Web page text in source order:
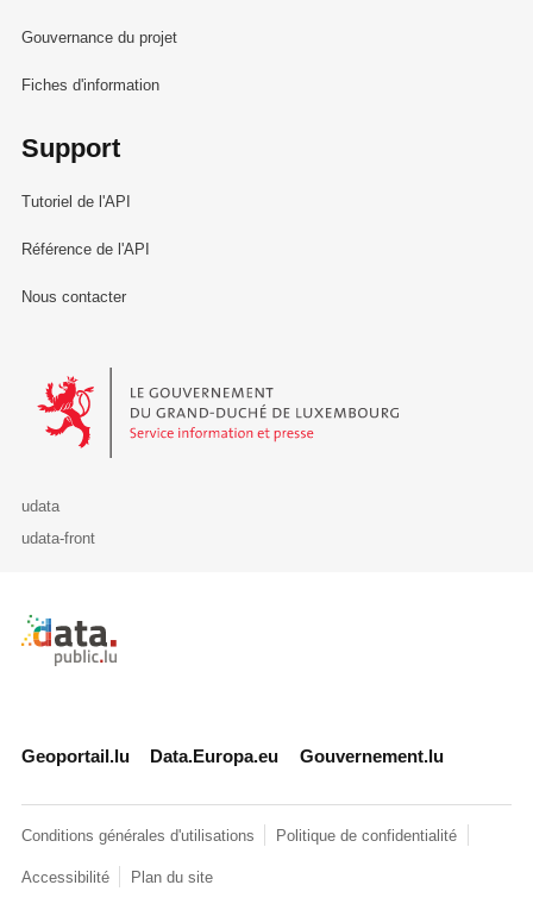
Gouvernance du projet
Fiches d'information
Support
Tutoriel de l'API
Référence de l'API
Nous contacter
Le Gouvernement du Grand-Duché de Luxembourg - Service
udata
udata-front
Retour à l'accueil de data.public.lu
Geoportail.lu Data.Europa.eu Gouvernement.lu
Conditions générales d'utilisations Politique de confidentialité
Accessibilité Plan du site